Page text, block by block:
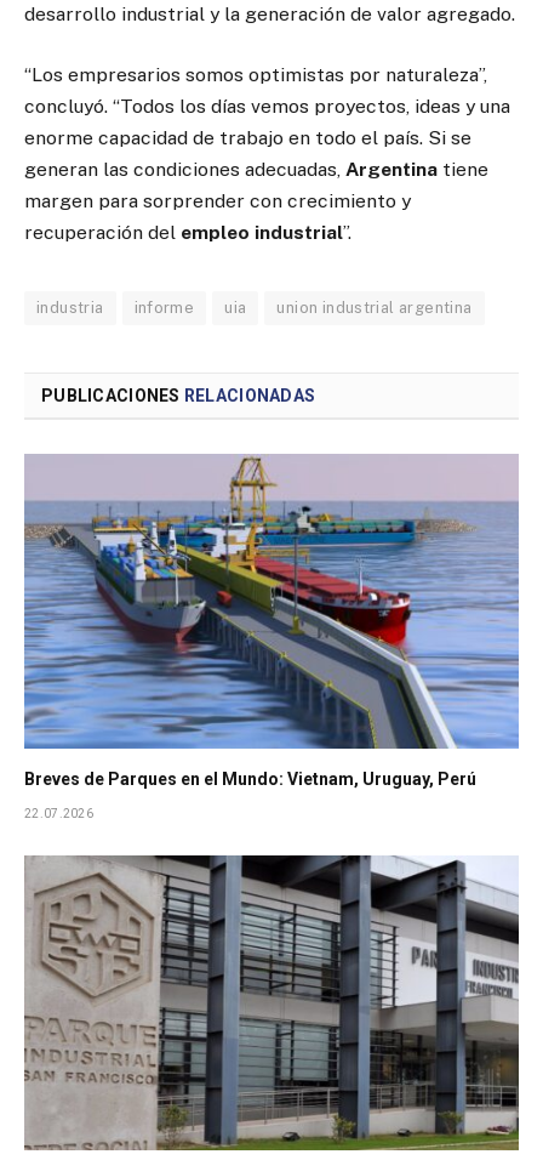
desarrollo industrial y la generación de valor agregado.
“Los empresarios somos optimistas por naturaleza”,
concluyó. “Todos los días vemos proyectos, ideas y una
enorme capacidad de trabajo en todo el país. Si se
generan las condiciones adecuadas, Argentina tiene
margen para sorprender con crecimiento y
recuperación del empleo industrial”.
industria informe uia union industrial argentina
PUBLICACIONES RELACIONADAS
Breves de Parques en el Mundo: Vietnam, Uruguay, Perú
22.07.2026